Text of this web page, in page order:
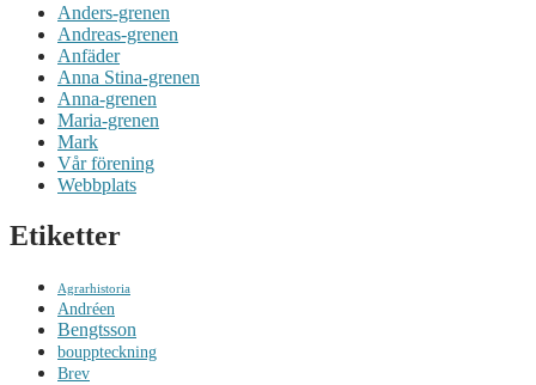
Anders-grenen
Andreas-grenen
Anfäder
Anna Stina-grenen
Anna-grenen
Maria-grenen
Mark
Vår förening
Webbplats
Etiketter
Agrarhistoria
Andréen
Bengtsson
bouppteckning
Brev